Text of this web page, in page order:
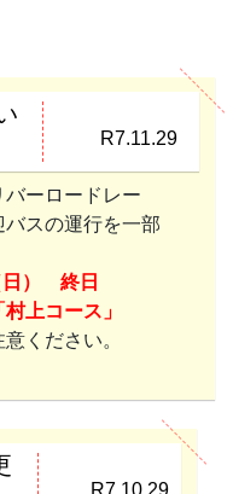
R7.11.29
ーロードレー
スの運行を一部
日） 終日
上コース」
ください。